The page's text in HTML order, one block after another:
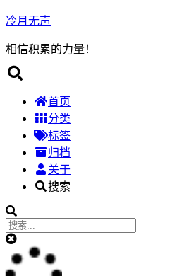
冷月无声
相信积累的力量！
首页
分类
标签
归档
关于
搜索